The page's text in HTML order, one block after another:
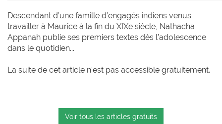
Descendant d’une famille d’engagés indiens venus
travailler à Maurice à la fin du XIXe siècle, Nathacha
Appanah publie ses premiers textes dès l’adolescence
dans le quotidien...
La suite de cet article n'est pas accessible gratuitement.
Voir tous les articles gratuits